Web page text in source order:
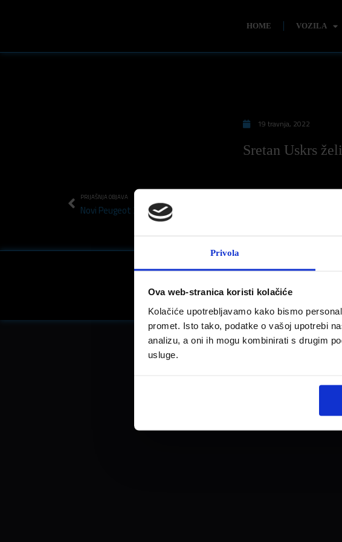
Privola
Ova web-stranica koristi kolačiće
Kolačiće upotrebljavamo kako bismo
promet. Isto tako, podatke o vašoj upotrebi
analizu, a oni ih mogu kombinirati s drugim
usluge.
HOME VOZILA
19 travnja, 2022
Sretan Uskrs
PRIJAŠNJA OBJAVA
Novi Peugeot 308 dio je teniskog događaja Premier Tennis Show 2022
Facebook